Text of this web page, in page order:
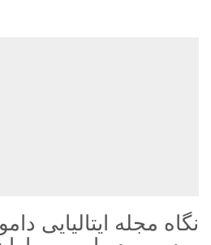
نگاه مجله ایتالیایی